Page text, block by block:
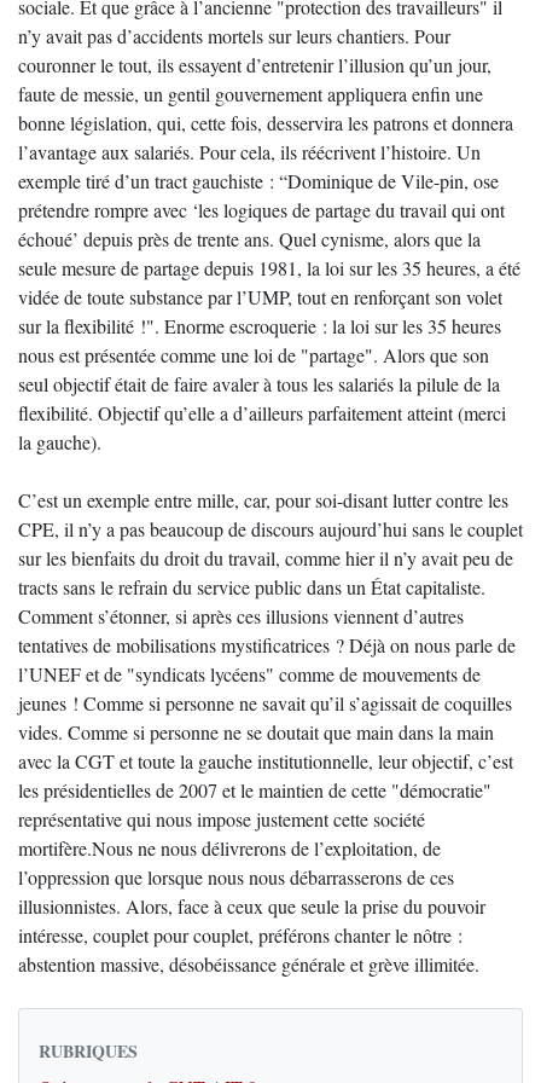
sociale. Et que grâce à l’ancienne "protection des travailleurs" il
n’y avait pas d’accidents mortels sur leurs chantiers. Pour
couronner le tout, ils essayent d’entretenir l’illusion qu’un jour,
faute de messie, un gentil gouvernement appliquera enfin une
bonne législation, qui, cette fois, desservira les patrons et donnera
l’avantage aux salariés. Pour cela, ils réécrivent l’histoire. Un
exemple tiré d’un tract gauchiste : “Dominique de Vile-pin, ose
prétendre rompre avec ‘les logiques de partage du travail qui ont
échoué’ depuis près de trente ans. Quel cynisme, alors que la
seule mesure de partage depuis 1981, la loi sur les 35 heures, a été
vidée de toute substance par l’UMP, tout en renforçant son volet
sur la flexibilité !". Enorme escroquerie : la loi sur les 35 heures
nous est présentée comme une loi de "partage". Alors que son
seul objectif était de faire avaler à tous les salariés la pilule de la
flexibilité. Objectif qu’elle a d’ailleurs parfaitement atteint (merci
la gauche).
C’est un exemple entre mille, car, pour soi-disant lutter contre les
CPE, il n’y a pas beaucoup de discours aujourd’hui sans le couplet
sur les bienfaits du droit du travail, comme hier il n’y avait peu de
tracts sans le refrain du service public dans un État capitaliste.
Comment s’étonner, si après ces illusions viennent d’autres
tentatives de mobilisations mystificatrices ? Déjà on nous parle de
l’UNEF et de "syndicats lycéens" comme de mouvements de
jeunes ! Comme si personne ne savait qu’il s’agissait de coquilles
vides. Comme si personne ne se doutait que main dans la main
avec la CGT et toute la gauche institutionnelle, leur objectif, c’est
les présidentielles de 2007 et le maintien de cette "démocratie"
représentative qui nous impose justement cette société
mortifère.Nous ne nous délivrerons de l’exploitation, de
l’oppression que lorsque nous nous débarrasserons de ces
illusionnistes. Alors, face à ceux que seule la prise du pouvoir
intéresse, couplet pour couplet, préférons chanter le nôtre :
abstention massive, désobéissance générale et grève illimitée.
RUBRIQUES